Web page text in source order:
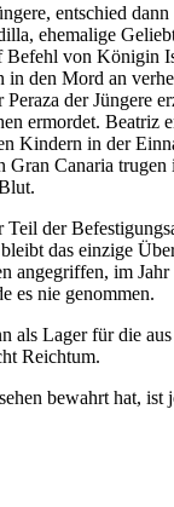
entschied
, ehemalige
Befehl von Königin
in den Mord an
Peraza der Jüngere
ermordet. Beatriz
Kindern in der
Gran Canaria trugen
der
das einzige
angegriffen, im Jahr
es nie genommen.
als Lager für die
Reichtum.
bewahrt hat, ist